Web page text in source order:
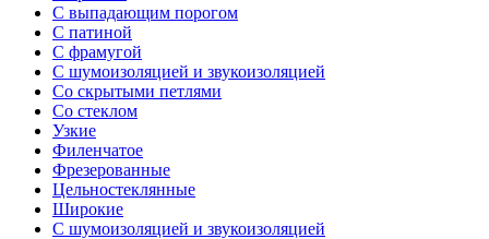
С выпадающим порогом
С патиной
С фрамугой
С шумоизоляцией и звукоизоляцией
Со скрытыми петлями
Со стеклом
Узкие
Филенчатое
Фрезерованные
Цельностеклянные
Широкие
С шумоизоляцией и звукоизоляцией